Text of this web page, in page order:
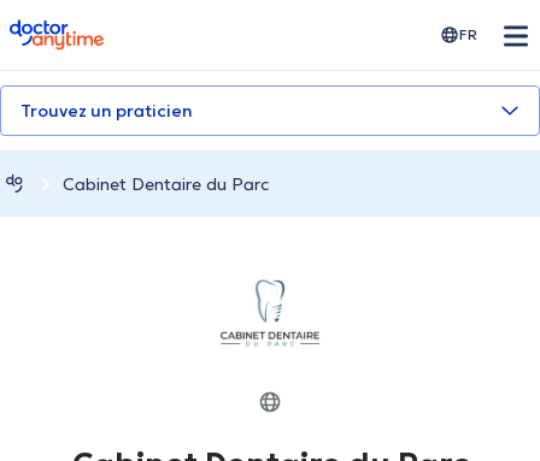
doctoranytime FR
Trouvez un praticien
Cabinet Dentaire du Parc